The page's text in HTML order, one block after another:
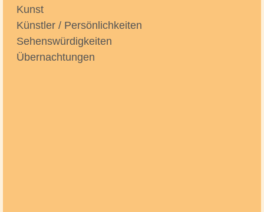
Kunst
Künstler / Persönlichkeiten
Sehenswürdigkeiten
Übernachtungen